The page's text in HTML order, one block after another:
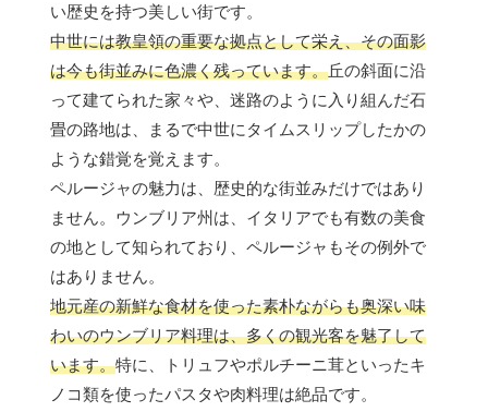
い歴史を持つ美しい街です。
中世には教皇領の重要な拠点として栄え、その面影
は今も街並みに色濃く残っています。丘の斜面に沿
って建てられた家々や、迷路のように入り組んだ石
畳の路地は、まるで中世にタイムスリップしたかの
ような錯覚を覚えます。
ペルージャの魅力は、歴史的な街並みだけではあり
ません。ウンブリア州は、イタリアでも有数の美食
の地として知られており、ペルージャもその例外で
はありません。
地元産の新鮮な食材を使った素朴ながらも奥深い味
わいのウンブリア料理は、多くの観光客を魅了して
います。特に、トリュフやポルチーニ茸といったキ
ノコ類を使ったパスタや肉料理は絶品です。